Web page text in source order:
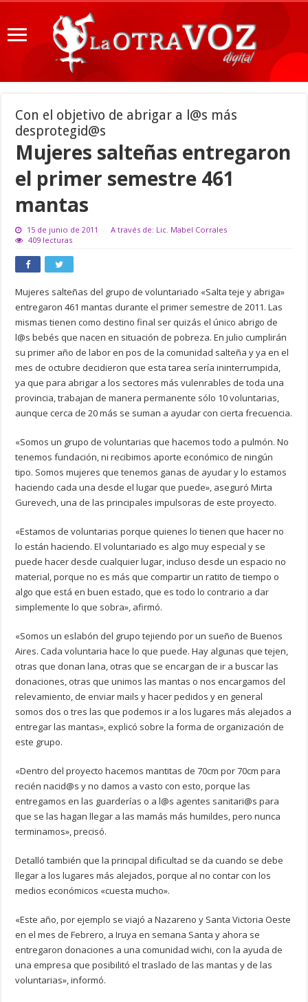
Con el objetivo de abrigar a l@s más
desprotegid@s
Mujeres salteñas entregaron
el primer semestre 461
mantas
15 de junio de 2011
A través de: Lic. Mabel Corrales
409 lecturas
Mujeres salteñas del grupo de voluntariado «Salta teje y abriga»
entregaron 461 mantas durante el primer semestre de 2011. Las
mismas tienen como destino final ser quizás el único abrigo de
l@s bebés que nacen en situación de pobreza. En julio cumplirán
su primer año de labor en pos de la comunidad salteña y ya en el
mes de octubre decidieron que esta tarea sería ininterrumpida,
ya que para abrigar a los sectores más vulenrables de toda una
provincia, trabajan de manera permanente sólo 10 voluntarias,
aunque cerca de 20 más se suman a ayudar con cierta frecuencia.
«Somos un grupo de voluntarias que hacemos todo a pulmón. No
tenemos fundación, ni recibimos aporte económico de ningún
tipo. Somos mujeres que tenemos ganas de ayudar y lo estamos
haciendo cada una desde el lugar que puede», aseguró Mirta
Gurevech, una de las principales impulsoras de este proyecto.
«Estamos de voluntarias porque quienes lo tienen que hacer no
lo están haciendo. El voluntariado es algo muy especial y se
puede hacer desde cualquier lugar, incluso desde un espacio no
material, porque no es más que compartir un ratito de tiempo o
algo que está en buen estado, que es todo lo contrario a dar
simplemente lo que sobra», afirmó.
«Somos un eslabón del grupo tejiendo por un sueño de Buenos
Aires. Cada voluntaria hace lo que puede. Hay algunas que tejen,
otras que donan lana, otras que se encargan de ir a buscar las
donaciones, otras que unimos las mantas o nos encargamos del
relevamiento, de enviar mails y hacer pedidos y en general
somos dos o tres las que podemos ir a los lugares más alejados a
entregar las mantas», explicó sobre la forma de organización de
este grupo.
«Dentro del proyecto hacemos mantitas de 70cm por 70cm para
recién nacid@s y no damos a vasto con esto, porque las
entregamos en las guarderías o a l@s agentes sanitari@s para
que se las hagan llegar a las mamás más humildes, pero nunca
terminamos», precisó.
Detalló también que la principal dificultad se da cuando se debe
llegar a los lugares más alejados, porque al no contar con los
medios económicos «cuesta mucho».
«Este año, por ejemplo se viajó a Nazareno y Santa Victoria Oeste
en el mes de Febrero, a Iruya en semana Santa y ahora se
entregaron donaciones a una comunidad wichi, con la ayuda de
una empresa que posibilitó el traslado de las mantas y de las
voluntarias», informó.